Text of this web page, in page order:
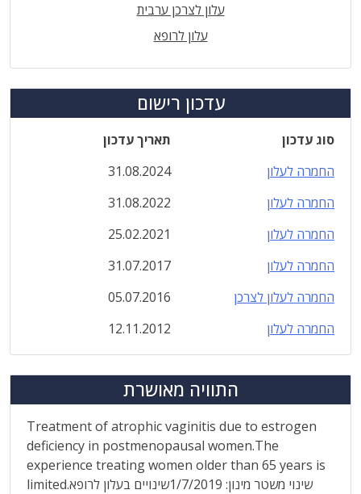
עלון לצרכן ערבית
עלון לרופא
עדכון רישום
סוג עדכון
תאריך עדכון
החמרה לעלון
31.08.2024
החמרה לעלון
31.08.2022
החמרה לעלון
25.02.2021
החמרה לעלון
31.07.2017
החמרה לעלון לצרכן
05.07.2016
החמרה לעלון
12.11.2012
התוויה מאושרת
Treatment of atrophic vaginitis due to estrogen
deficiency in postmenopausal women.The
experience treating women older than 65 years is
limited.שינוי משטר מינון: 1/7/2019שינויים בעלון לרופא